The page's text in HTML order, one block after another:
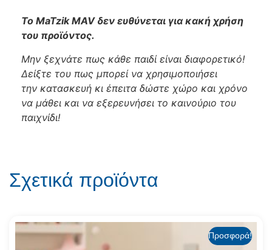
Το MaTzik MAV δεν ευθύνεται για κακή χρήση
του προϊόντος.
Μην ξεχνάτε πως κάθε παιδί είναι διαφορετικό!
Δείξτε του πως μπορεί να χρησιμοποιήσει
την κατασκευή κι έπειτα δώστε χώρο και χρόνο
να μάθει και να εξερευνήσει το καινούριο του
παιχνίδι!
Σχετικά προϊόντα
Προσφορά!